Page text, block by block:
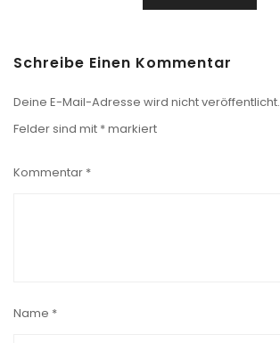
Schreibe Einen Kommentar
Deine E-Mail-Adresse wird nicht veröffentlicht.
Felder sind mit *markiert
Kommentar *
Name *